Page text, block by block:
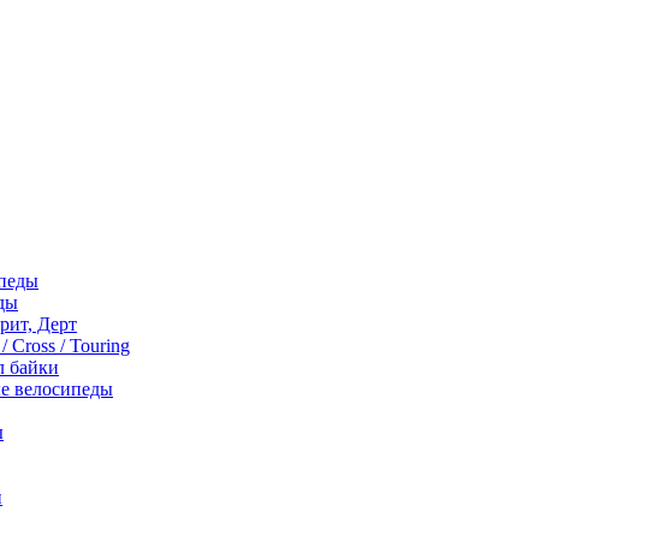
Дерт
Cross / Touring
байки
велосипеды